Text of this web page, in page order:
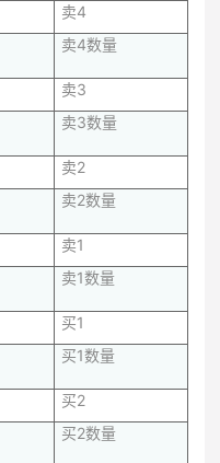
卖4
卖4数量
卖3
卖3数量
卖2
卖2数量
卖1
卖1数量
买1
买1数量
买2
买2数量